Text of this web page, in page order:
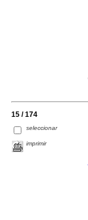
15 / 174
seleccionar
imprimir